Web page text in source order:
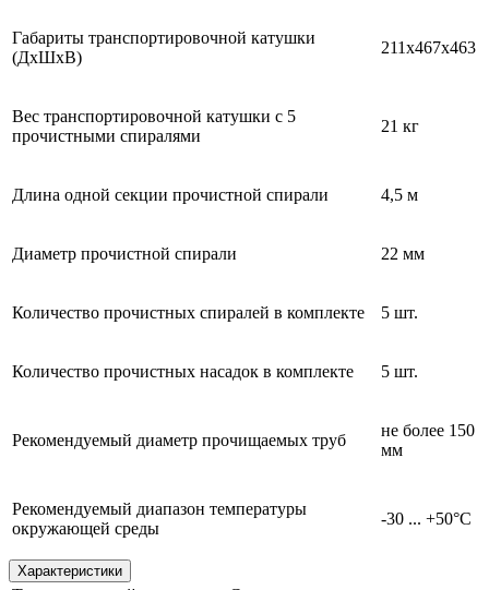
Габариты транспортировочной катушки
(ДхШхВ)
211х467х463
Вес транспортировочной катушки с 5
прочистными спиралями
21 кг
Длина одной секции прочистной спирали 4,5 м
Диаметр прочистной спирали 22 мм
Количество прочистных спиралей в комплекте 5 шт.
Количество прочистных насадок в комплекте 5 шт.
Рекомендуемый диаметр прочищаемых труб
не более 150
мм
Рекомендуемый диапазон температуры
окружающей среды
-30 ... +50°С
Характеристики